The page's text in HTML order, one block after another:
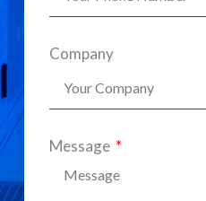
Company
Message